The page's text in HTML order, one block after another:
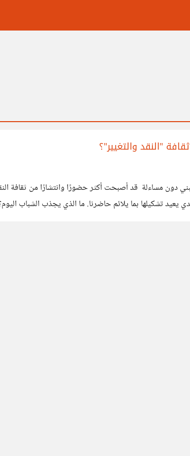
"النقد والتغيير"؟
مساءلة قد أصبحت أكثر حضورًا وانتشارًا من ثقافة النقد